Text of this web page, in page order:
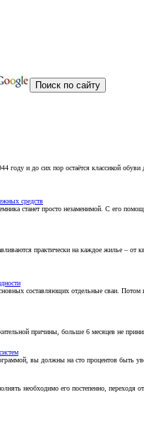
году и до сих пор остаётся классикой
средств
станет просто незаменимой. С его
практически на каждое жилье – от
составляющих отдельные сваи.
причины, больше 6 месяцев не
вы должны на сто процентов быть
необходимо его постепенно, переходя